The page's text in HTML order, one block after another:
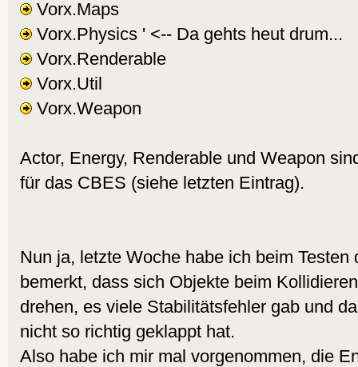
Vorx.Maps
Vorx.Physics ' <-- Da gehts heut drum...
Vorx.Renderable
Vorx.Util
Vorx.Weapon
Actor, Energy, Renderable und Weapon
für das CBES (siehe letzten Eintrag).
Nun ja, letzte Woche habe ich beim Testen
bemerkt, dass sich Objekte beim
drehen, es viele Stabilitätsfehler gab und
nicht so richtig geklappt hat.
Also habe ich mir mal vorgenommen, die